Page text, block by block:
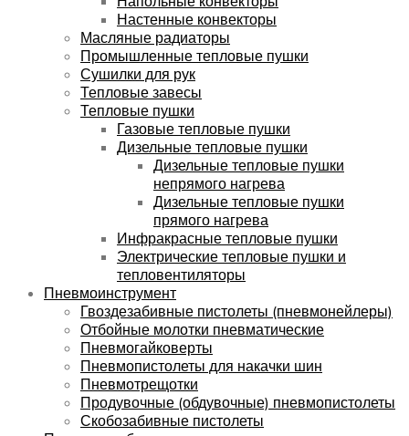
Настенные конвекторы
Масляные радиаторы
Промышленные тепловые пушки
Сушилки для рук
Тепловые завесы
Тепловые пушки
Газовые тепловые пушки
Дизельные тепловые пушки
Дизельные тепловые пушки
непрямого нагрева
Дизельные тепловые пушки
прямого нагрева
Инфракрасные тепловые пушки
Электрические тепловые пушки и
тепловентиляторы
Пневмоинструмент
Гвоздезабивные пистолеты (пневмонейлеры)
Отбойные молотки пневматические
Пневмогайковерты
Пневмопистолеты для накачки шин
Пневмотрещотки
Продувочные (обдувочные) пневмопистолеты
Скобозабивные пистолеты